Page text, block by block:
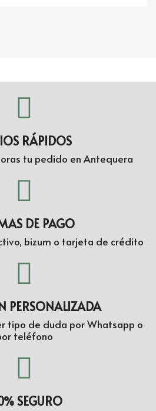
RÁPIDOS
tu pedido en Antequera
DE PAGO
bizum o tarjeta de crédito
PERSONALIZADA
tipo de duda por Whatsapp o
teléfono
SEGURO